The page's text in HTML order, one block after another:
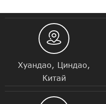

Хуандао, Циндао,
Китай